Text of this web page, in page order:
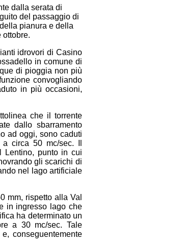
dalla serata di
del passaggio di
pianura e della
ottobre.
idrovori di Casino
in comune di
di pioggia non più
convogliando
in più occasioni,
che il torrente
dallo sbarramento
ad oggi, sono caduti
circa 50 mc/sec. Il
Lentino, punto in cui
gli scarichi di
nel lago artificiale
mm, rispetto alla Val
in ingresso lago che
ha determinato un
a 30 mc/sec. Tale
conseguentemente